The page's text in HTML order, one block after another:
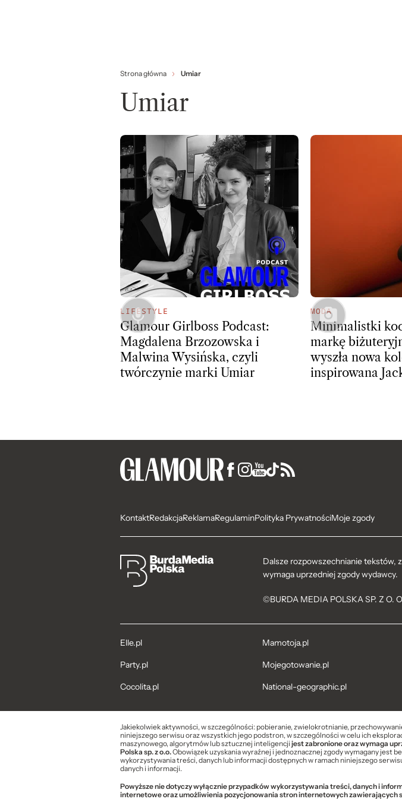
Strona główna Umiar
Umiar
LIFESTYLE
Glamour Girlboss Podcast:
Magdalena Brzozowska i
Malwina Wysińska, czyli
twórczynie marki Umiar
MODA
Minimalistki
markę
wyszła nowa
inspirowana
KontaktRedakcjaReklamaRegulaminPolityka PrywatnościMoje zgody
Dalsze rozpowszechnianie tekstów,
wymaga uprzedniej zgody wydawcy.
©BURDA MEDIA POLSKA SP. Z O.
Elle.pl
Party.pl
Cocolita.pl
Mamotoja.pl
Mojegotowanie.pl
National-geographic.pl
Jakiekolwiek aktywności, w szczególności: pobieranie, zwielokrotnianie,
niniejszego serwisu oraz wszystkich jego podstron, w szczególności w celu ich
maszynowego, algorytmów lub sztucznej inteligencjijest zabronione oraz wymaga
Polska sp. z o.o.Obowiązek uzyskania wyraźnej i jednoznacznej zgody wymagany jest
wykorzystywania treści, danych lub informacji dostępnych w ramach niniejszego
danych i informacji.
Powyższe nie dotyczy wyłącznie przypadków wykorzystywania treści, danych i
internetowe oraz umożliwienia pozycjonowania stron internetowych